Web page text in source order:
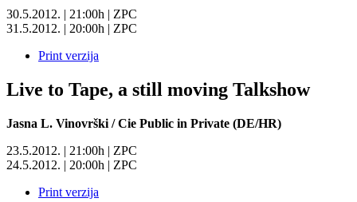
30.5.2012. | 21:00h | ZPC
31.5.2012. | 20:00h | ZPC
Print verzija
Live to Tape, a still moving Talkshow
Jasna L. Vinovrški / Cie Public in Private (DE/HR)
23.5.2012. | 21:00h | ZPC
24.5.2012. | 20:00h | ZPC
Print verzija